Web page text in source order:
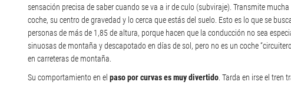
sensación precisa de saber cuando se va a ir de culo (subviraje). Transmite
coche, su centro de gravedad y lo cerca que estás del suelo. Esto es lo que se
personas de más de 1,85 de altura, porque hacen que la conducción no sea
sinuosas de montaña y descapotado en días de sol, pero no es un coche
en carreteras de montaña.
Su comportamiento en el paso por curvas es muy divertido. Tarda en irse el tren